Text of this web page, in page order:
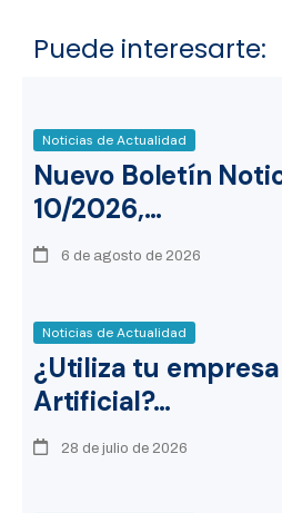
Puede interesarte:
Noticias de Actualidad
Nuevo Boletín
10/2026,…
6 de agosto de 2026
Noticias de Actualidad
¿Utiliza tu
Artificial?…
28 de julio de 2026